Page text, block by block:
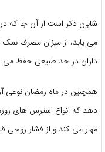
شایان ذکر است از آن جا که
می یابد، از میزان مصرف نمک
داران در حد طبیعی حفظ می
همچنین در ماه رمضان
دهد که انواع استرس های
مهار می کند و از فشار